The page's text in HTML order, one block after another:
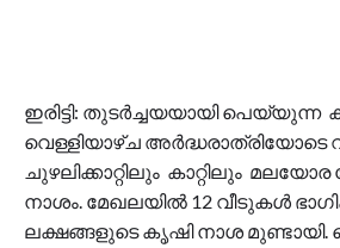
ഇരിട്ടി: തുടർച്ചയയായി പെയ്യുന്ന
വെള്ളിയാഴ്ച അർദ്ധരാത്രിയോടെ
ചുഴലിക്കാറ്റിലും കാറ്റിലും
നാശം. മേഖലയിൽ 12 വീടുകൾ
ലക്ഷങ്ങളുടെ കൃഷി നാശ